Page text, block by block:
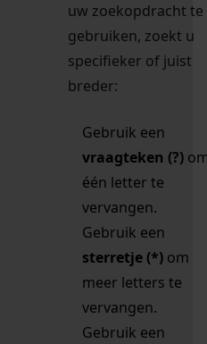
uw zoekopdracht te
gebruiken, zoekt u
specifieker of juist
breder:
Gebruik een
vraagteken (?)
één letter te
vervangen.
Gebruik een
sterretje (*) om
meer letters te
vervangen.
Gebruik een